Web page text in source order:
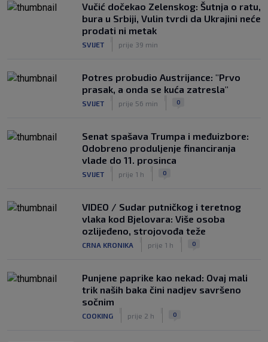
Vučić dočekao Zelenskog: Šutnja o ratu,
bura u Srbiji, Vulin tvrdi da Ukrajini neće
prodati ni metak
SVIJET prije 39 min
Potres probudio Austrijance: "Prvo
prasak, a onda se kuća zatresla"
SVIJET prije 56 min 0
Senat spašava Trumpa i međuizbore:
Odobreno produljenje financiranja
vlade do 11. prosinca
SVIJET prije 1 h 0
VIDEO / Sudar putničkog i teretnog
vlaka kod Bjelovara: Više osoba
ozlijeđeno, strojovođa teže
CRNA KRONIKA prije 1 h 0
Punjene paprike kao nekad: Ovaj mali
trik naših baka čini nadjev savršeno
sočnim
COOKING prije 2 h 0